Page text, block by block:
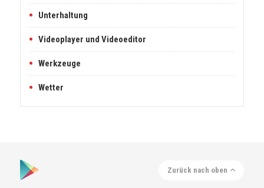
Unterhaltung
Videoplayer und Videoeditor
Werkzeuge
Wetter
Zurück nach oben